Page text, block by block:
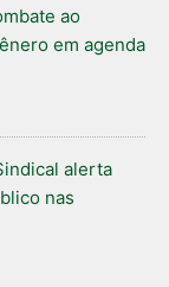
ao
em agenda
alerta
nas